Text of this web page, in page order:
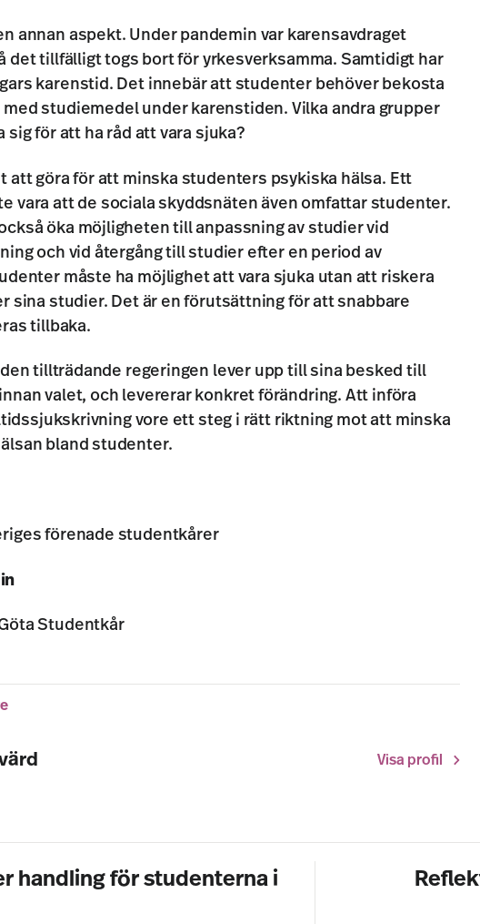
annan aspekt. Under pandemin var karensavdraget
det tillfälligt togs bort för yrkesverksamma. Samtidigt har
karenstid. Det innebär att studenter behöver bekosta
studiemedel under karenstiden. Vilka andra grupper
sig för att ha råd att vara sjuka?
att göra för att minska studenters psykiska hälsa. Ett
vara att de sociala skyddsnäten även omfattar studenter.
öka möjligheten till anpassning av studier vid
och vid återgång till studier efter en period av
måste ha möjlighet att vara sjuka utan att riskera
sina studier. Det är en förutsättning för att snabbare
tillbaka.
tillträdande regeringen lever upp till sina besked till
valet, och levererar konkret förändring. Att införa
vore ett steg i rätt riktning mot att minska
bland studenter.
förenade studentkårer
Studentkår
Visa profil
handling för studenterna i